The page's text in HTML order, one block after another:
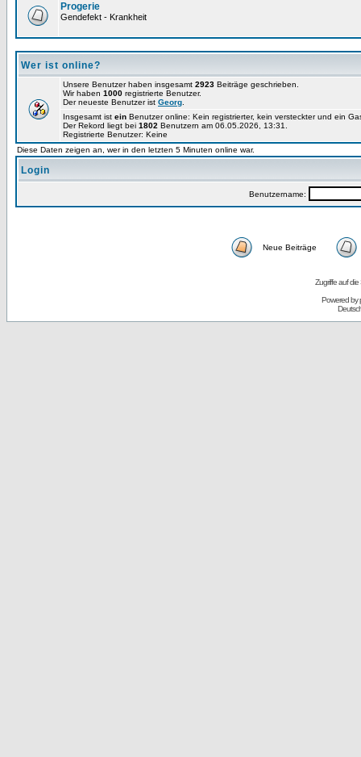
Progerie
Gendefekt - Krankheit
Wer ist online?
Unsere Benutzer haben insgesamt 2923 Beiträge geschrieben.
Wir haben 1000 registrierte Benutzer.
Der neueste Benutzer ist Georg
Insgesamt ist ein Benutzer online: Kein registrierter, kein versteckter und ein
Der Rekord liegt bei 1802 Benutzern am 06.05.2026, 13:31.
Registrierte Benutzer: Keine
Diese Daten zeigen an, wer in den letzten 5 Minuten online war.
Login
Benutzername:
Neue Beiträge
Zugriffe auf
Powered by